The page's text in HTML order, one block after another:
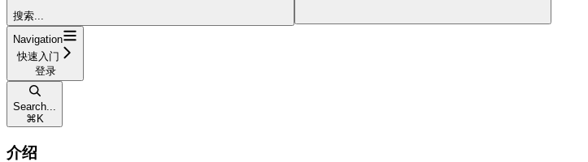
搜索...
Navigation
快速入门
登录
Search...
⌘ K
介绍